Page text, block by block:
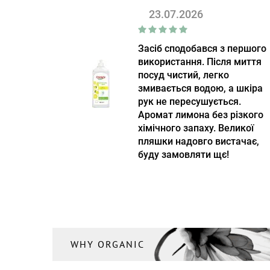
Cristel
Culinat
Culti Milano (51)
Designs for Health(1)
23.07.2026
Засіб сподобався з першого
використання. Після миття
посуд чистий, легко
змивається водою, а шкіра
рук не пересушується.
Аромат лимона без різкого
хімічного запаху. Великої
пляшки надовго вистачає,
буду замовляти щє!
WHY ORGANIC